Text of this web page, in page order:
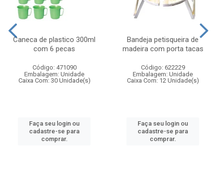
Caneca de plastico 300ml
com 6 pecas
Código: 471090
Embalagem: Unidade
Caixa Com: 30 Unidade(s)
Faça seu login ou
cadastre-se para
comprar.
Bandeja petisqueira de
madeira com porta tacas
Código: 622229
Embalagem: Unidade
Caixa Com: 12 Unidade(s)
Faça seu login ou
cadastre-se para
comprar.